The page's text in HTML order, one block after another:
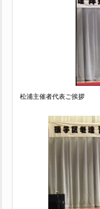
松浦主催者代表ご挨拶